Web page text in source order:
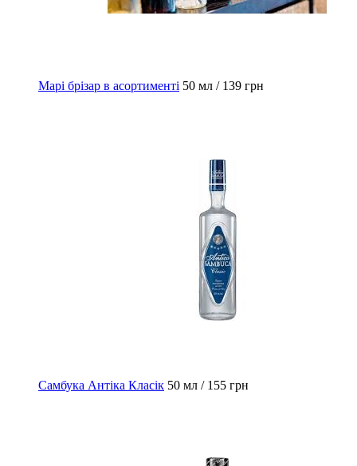
Марі брізар в асортименті 50 мл / 139 грн
Самбука Антіка Класік 50 мл / 155 грн